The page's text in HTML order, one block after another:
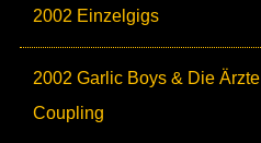
2002 Einzelgigs
2002 Garlic Boys & Die Ärzte
Coupling